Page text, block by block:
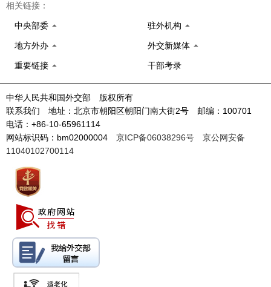
相关链接：
中央部委 驻外机构
地方外办 外交新媒体
重要链接 干部考录
中华人民共和国外交部 版权所有
联系我们 地址：北京市朝阳区朝阳门南大街2号 邮编：100701
电话：+86-10-65961114
网站标识码：bm02000004 京ICP备06038296号
京公网安备
11040102700114